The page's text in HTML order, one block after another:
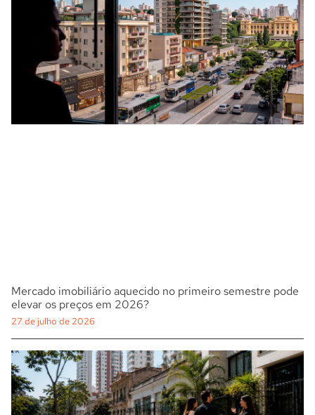
Mercado imobiliário aquecido no primeiro semestre pode
elevar os preços em 2026?
27 de julho de 2026